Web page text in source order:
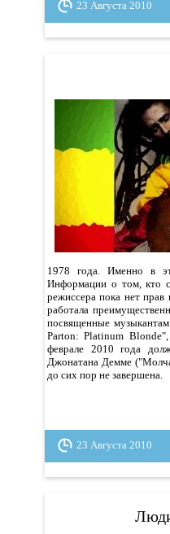
23 Августа 2010
1978 года. Именно в
Информации о том, кто
режиссера пока нет
работала
посвященные
Parton: Platinum
феврале 2010 года
Джонатана Демме
до сих пор не завершена.
23 Августа 2010